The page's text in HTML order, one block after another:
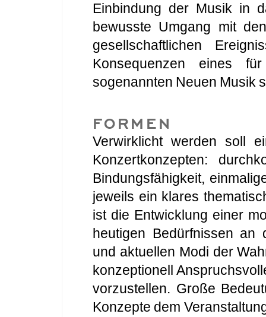
Einbindung der Musik in
bewusste Umgang mit
gesellschaftlichen
Konsequenzen eines
sogenannten Neuen Musik
FORMEN
Verwirklicht werden soll
Konzertkonzepten:
Bindungsfähigkeit,
jeweils ein klares
ist die Entwicklung einer
heutigen Bedürfnissen an
und aktuellen Modi der
konzeptionell
vorzustellen. Große
Konzepte dem